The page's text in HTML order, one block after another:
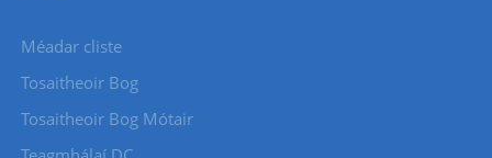
Méadar cliste
Tosaitheoir Bog
Tosaitheoir Bog Mótair